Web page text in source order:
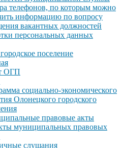
телефонов, по которым можно
информацию по вопросу
вакантных должностей
персональных данных
поселение
ОГП
социально-экономического
Олонецкого городского
правовые акты
муниципальных правовых
слушания